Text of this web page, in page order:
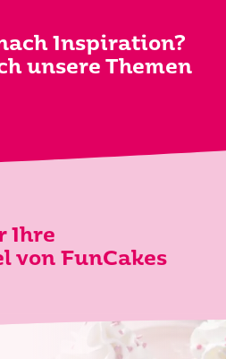
Inspiration?
unsere Themen
Ihre
von FunCakes